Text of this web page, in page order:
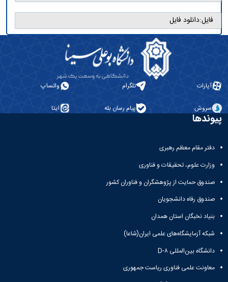
فایل:دانلود فایل
آپارات تلگرام واتساپ
سروش پیام رسان بله ایتا
پیوندها
دفتر مقام معظم رهبری
وزارت علوم، تحقیقات و فناوری
صندوق حمایت از پژوهشگران و فناوران کشور
صندوق رفاه دانشجویان
بنیاد نخبگان استان همدان
شبکه آزمایشگاه‌های علمی ایران(شاعا)
دانشگاه بین‌المللی D-۸
معاونت علمی فناوری ریاست جمهوری